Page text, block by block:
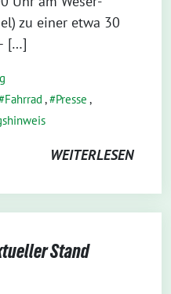
zu einer etwa 30
[…]
Fahrrad , Presse ,
WEITERLESEN
Stand